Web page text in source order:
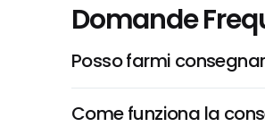
Domande
Posso farmi
Come funziona la